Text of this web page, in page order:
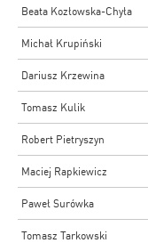
Beata Kozłowska-Chyła
Michał Krupiński
Dariusz Krzewina
Tomasz Kulik
Robert Pietryszyn
Maciej Rapkiewicz
Paweł Surówka
Tomasz Tarkowski